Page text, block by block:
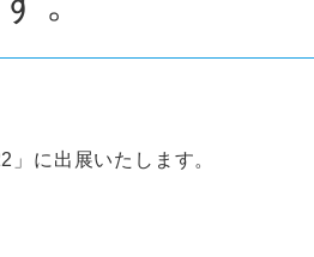
に出展いたします。